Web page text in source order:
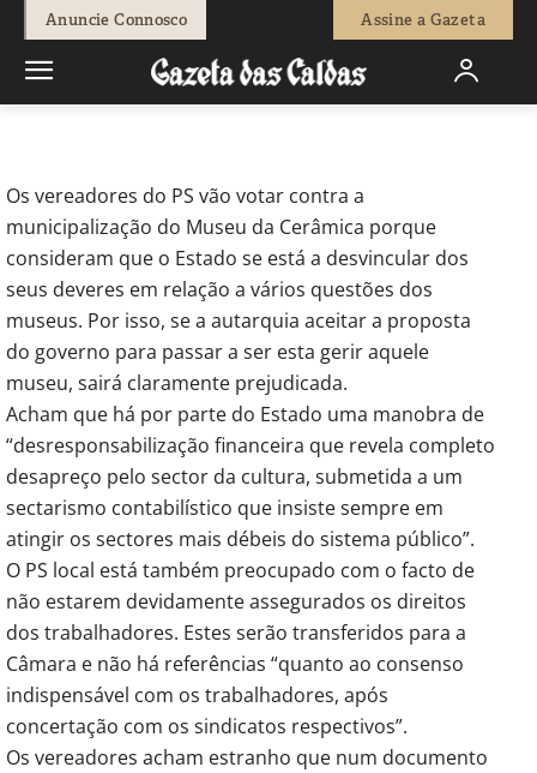
Anuncie Connosco Assine a Gazeta
Natacha Narciso 603 0
Os vereadores do PS vão votar contra a
municipalização do Museu da Cerâmica porque
consideram que o Estado se está a desvincular dos
seus deveres em relação a vários questões dos
museus. Por isso, se a autarquia aceitar a proposta
do governo para passar a ser esta gerir aquele
museu, sairá claramente prejudicada.
Acham que há por parte do Estado uma manobra de
“desresponsabilização financeira que revela completo
desapreço pelo sector da cultura, submetida a um
sectarismo contabilístico que insiste sempre em
atingir os sectores mais débeis do sistema público”.
O PS local está também preocupado com o facto de
não estarem devidamente assegurados os direitos
dos trabalhadores. Estes serão transferidos para a
Câmara e não há referências “quanto ao consenso
indispensável com os trabalhadores, após
concertação com os sindicatos respectivos”.
Os vereadores acham estranho que num documento